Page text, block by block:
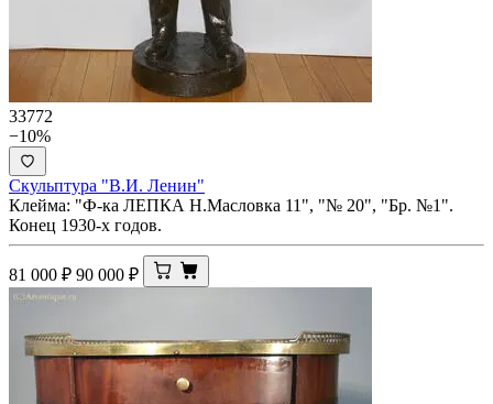
33772
−10%
Скульптура "В.И. Ленин"
Клейма: "Ф-ка ЛЕПКА Н.Масловка 11", "№ 20", "Бр. №1".
Конец 1930-х годов.
81 000 ₽ 90 000 ₽